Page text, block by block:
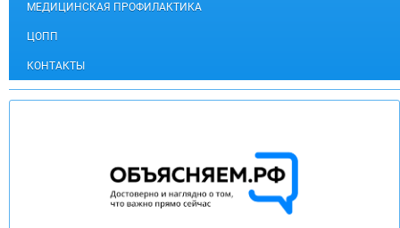
МЕДИЦИНСКАЯ ПРОФИЛАКТИКА
ЦОПП
КОНТАКТЫ